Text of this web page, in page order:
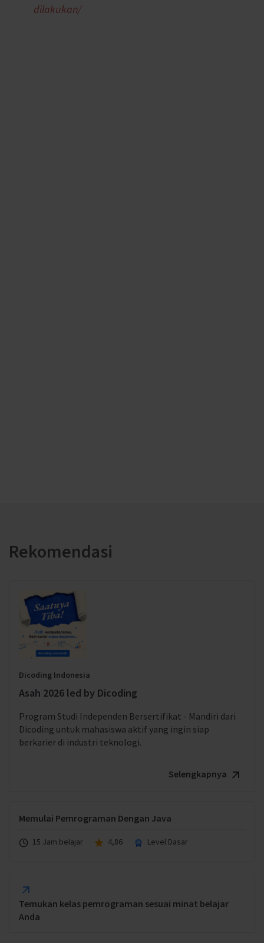
dilakukan/
Rekomendasi
Dicoding Indonesia
Asah 2026 led by Dicoding
Program Studi Independen Bersertifikat - Mandiri dari
Dicoding untuk mahasiswa aktif yang ingin siap
berkarier di industri teknologi.
Selengkapnya
Memulai Pemrograman Dengan Java
15 Jam belajar 4,86 Level Dasar
Temukan kelas pemrograman sesuai minat belajar
Anda